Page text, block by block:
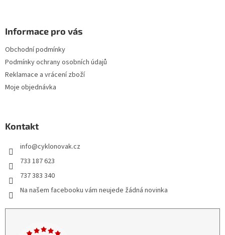
Informace pro vás
Obchodní podmínky
Podmínky ochrany osobních údajů
Reklamace a vrácení zboží
Moje objednávka
Kontakt
info@cyklonovak.cz
733 187 623
737 383 340
Na našem facebooku vám neujede žádná novinka